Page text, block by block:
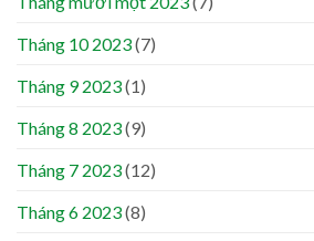
Tháng 10 2023(7)
Tháng 9 2023(1)
Tháng 8 2023(9)
Tháng 7 2023(12)
Tháng 6 2023(8)